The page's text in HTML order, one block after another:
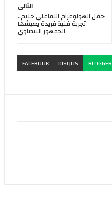
التالى
حفل الهولوغرام التفاعلي حليم..
تجربة فنية فريدة يعيشها
الجمهور البيضاوي
BLOGGER
DISQUS
FACEBOOK